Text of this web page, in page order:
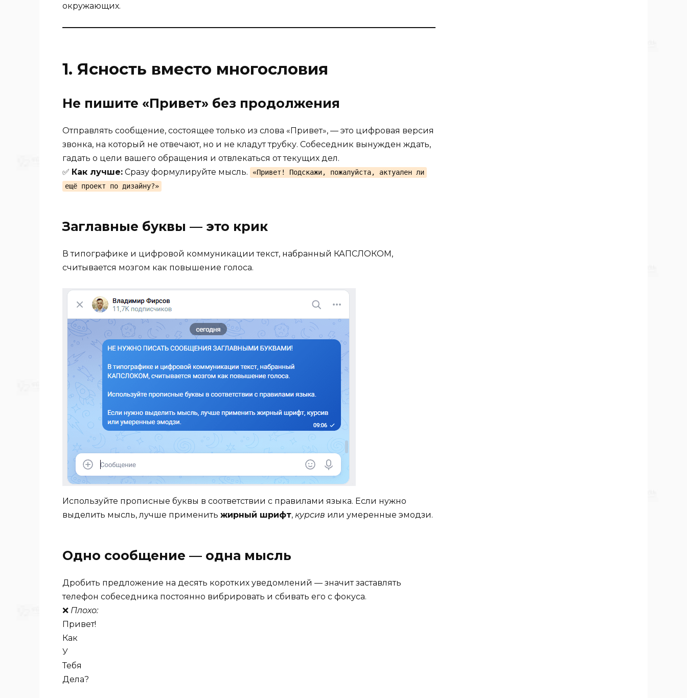
окружающих.
1. Ясность вместо многословия
Не пишите «Привет» без продолжения
Отправлять сообщение, состоящее только из слова «Привет», — это цифровая версия
звонка, на который не отвечают, но и не кладут трубку. Собеседник вынужден ждать,
гадать о цели вашего обращения и отвлекаться от текущих дел.
✅ Как лучше: Сразу формулируйте мысль.
«Привет! Подскажи, пожалуйста, актуален ли
ещё проект по дизайну?»
Заглавные буквы — это крик
В типографике и цифровой коммуникации текст, набранный КАПСЛОКОМ,
считывается мозгом как повышение голоса.
Используйте прописные буквы в соответствии с правилами языка. Если нужно
выделить мысль, лучше применить жирный шрифт, курсив или умеренные эмодзи.
Одно сообщение — одна мысль
Дробить предложение на десять коротких уведомлений — значит заставлять
телефон собеседника постоянно вибрировать и сбивать его с фокуса.
❌ Плохо:
Привет!
Как
У
Тебя
Дела?